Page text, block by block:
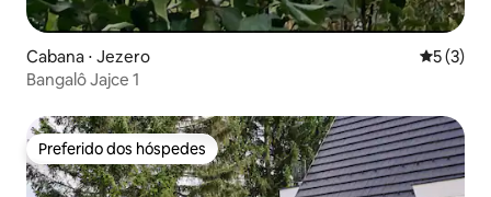
Cabana ⋅ Jezero 5 de
5 (3)
Bangalô Jajce 1
Preferido dos hóspedes
Preferido dos hóspedes